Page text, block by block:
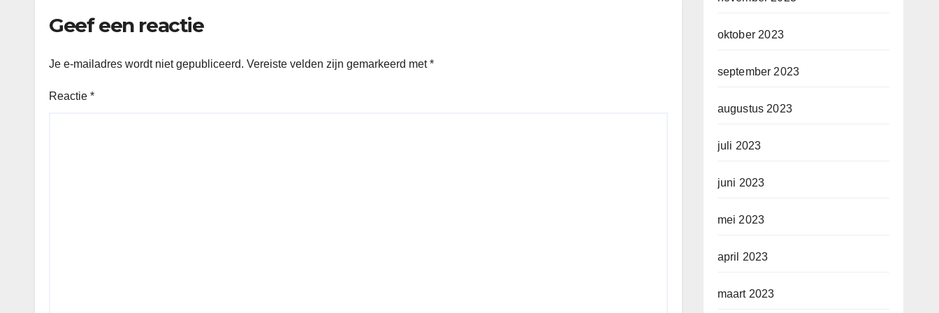
Geef een reactie
Je e-mailadres wordt niet gepubliceerd. Vereiste velden zijn gemarkeerd met*
Reactie *
oktober 2023
september 2023
augustus 2023
juli 2023
juni 2023
mei 2023
april 2023
maart 2023